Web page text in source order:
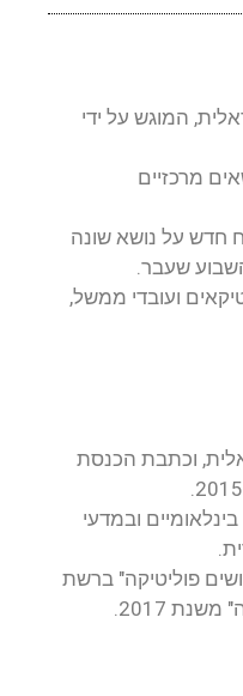
המוגש על ידי
מרכזיים
חדש על נושא שונה
שעבר.
ועובדי ממשל,
וכתבת הכנסת
ובמדעי
פוליטיקה" ברשת
2017.